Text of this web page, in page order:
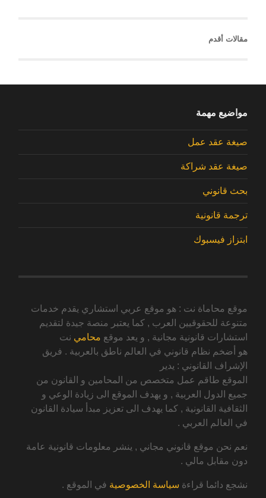
مقالات أقدم
مواضيع مهمة
صيغة عقد عمل
صيغة عقد شراكة
بحث قانوني
ترجمة قانونية
ابتزاز فيسبوك
موقع محاماة نت : هو موقع عربي استشاري يقدم خدمات
متنوعة للحقوقيين العرب , كما يعتبر منصة جيدة لتقديم
استشارات قانونية مجانية , و يعد موقع محامي نت
هو أضخم نظام قانوني في العالم ناطق بالعربية . فريق
الإشراف القانوني : يدير
الموقع طاقم عمل متخصص من المحامين و القانون من
جميع الدول العربية , و يهدف الموقع الى زيادة الوعي و
الثقافية القانونية , كما يهدف الى تعزيز مبدأ سيادة القانون
في العالم العربي .
نعم نحن موقع قانوني مجاني , ينشر معلومات قانونية عامة
دون مقابل مالي .
نشجع دائما قراءة سياسة الخصوصية في الموقع .